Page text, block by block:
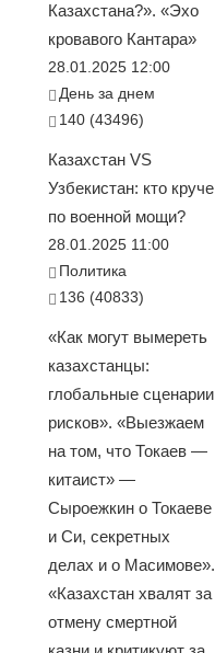
Казахстана?». «Эхо
кровавого Кантара»
28.01.2025 12:00
День за днем
140 (43496)
Казахстан VS
Узбекистан: кто круче
по военной мощи?
28.01.2025 11:00
Политика
136 (40833)
«Как могут вымереть
казахстанцы:
глобальные сценарии
рисков». «Выезжаем
на том, что Токаев —
китаист» —
Сыроежкин о Токаеве
и Си, секретных
делах и о Масимове».
«Казахстан хвалят за
отмену смертной